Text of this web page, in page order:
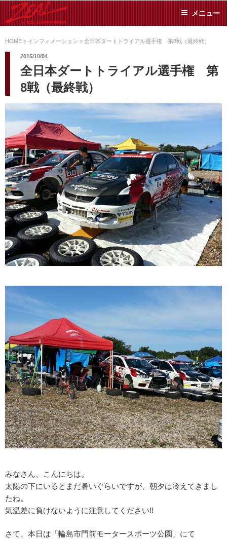
ン
ツ
ッ
SUMIYAMA
た日常メンテから各種チ
ューニングまで、車に関
することならジャンルフ
リーでお任せください!
メニュー
HOME > インフォメーション > 全日本ダートトライアル選手権 第8戦（最終戦）
2015/10/04
全日本ダートトライアル選手権 第
8戦（最終戦）
みなさん、こんにちは。
太陽の下にいるとまだ暑いぐらいですが、朝夕は冷えてきまし
たね。
気温差に負けないように注意してください!!
さて、本日は「輪島市門前モータースポーツ公園」にて